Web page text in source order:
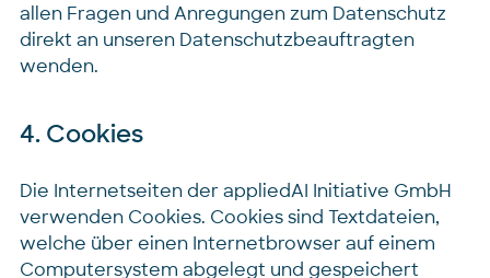
allen Fragen und Anregungen zum Datenschutz
direkt an unseren Datenschutzbeauftragten
wenden.
4. Cookies
Die Internetseiten der appliedAI Initiative GmbH
verwenden Cookies. Cookies sind Textdateien,
welche über einen Internetbrowser auf einem
Computersystem abgelegt und gespeichert